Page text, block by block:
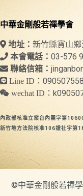
中華金剛般若禪學會
地址： 新竹縣寶山
本會電話： 03-576
聯絡信箱：
Line ID：
wechat ID：
內政部核准立案台內團字第
新竹地方法院核准106證社字第
©中華金剛般若禪